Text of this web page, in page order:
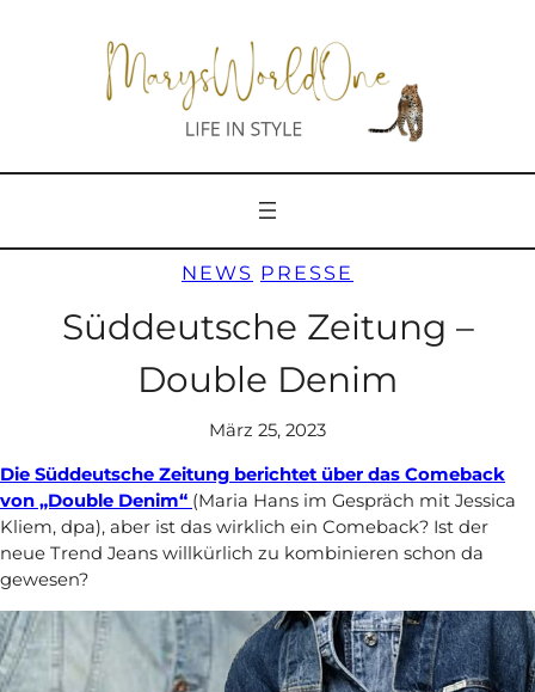
NEWS PRESSE
Süddeutsche Zeitung –
Double Denim
März 25, 2023
Die Süddeutsche Zeitung berichtet über das Comeback
von „Double Denim“ (Maria Hans im Gespräch mit Jessica
Kliem, dpa), aber ist das wirklich ein Comeback? Ist der
neue Trend Jeans willkürlich zu kombinieren schon da
gewesen?